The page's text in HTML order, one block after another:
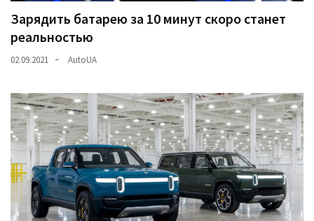
Зарядить батарею за 10 минут скоро станет
реальностью
02.09.2021 AutoUA